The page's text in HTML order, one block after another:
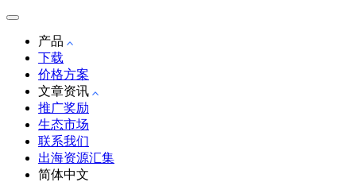
产品
下载
价格方案
文章资讯
推广奖励
生态市场
联系我们
出海资源汇集
简体中文